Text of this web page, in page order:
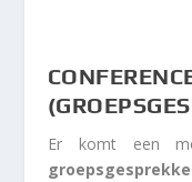
Er komt een